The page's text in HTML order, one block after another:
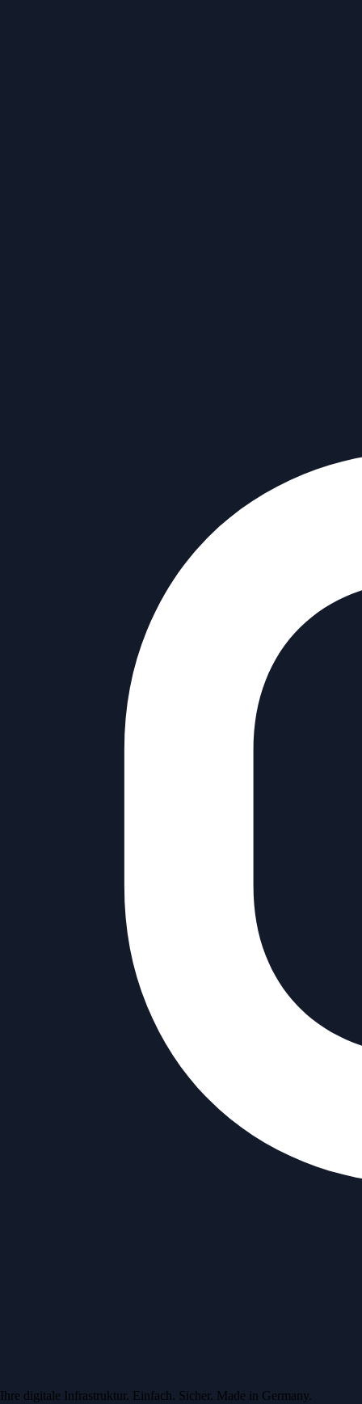
Ihre digitale Infrastruktur. Einfach. Sicher. Made in Germany.